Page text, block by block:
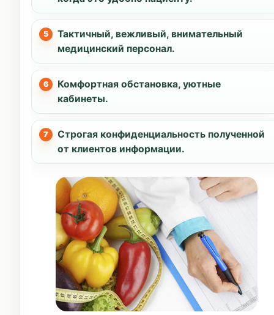
Тактичный, вежливый, внимательный
медицинский персонал.
Комфортная обстановка, уютные
кабинеты.
Строгая конфиденциальность полученной
от клиентов информации.